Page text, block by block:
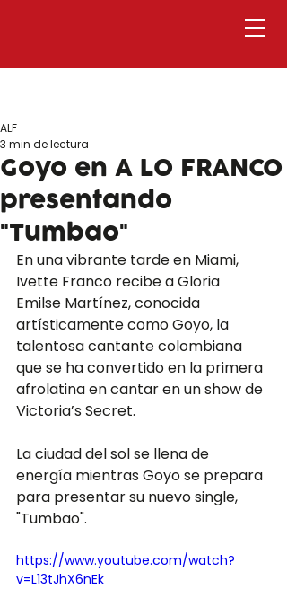
Goyo en A LO FRANCO
presentando
"Tumbao"
ALF
3 min de lectura
En una vibrante tarde en Miami,
Ivette Franco recibe a Gloria
Emilse Martínez, conocida
artísticamente como Goyo, la
talentosa cantante colombiana
que se ha convertido en la primera
afrolatina en cantar en un show de
Victoria’s Secret.
La ciudad del sol se llena de
energía mientras Goyo se prepara
para presentar su nuevo single,
"Tumbao".
https://www.youtube.com/watch?
v=L13tJhX6nEk